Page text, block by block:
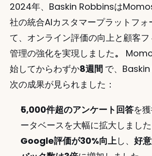
2024年、Baskin Robbinsは
社の統合AIカスタマープラットフォ
て、オンライン評価の向上と顧客フ
管理の強化を実現しました。
始してからわずか8週間 で、
次の成果が見られました：
5,000件超のアンケート回答を
ータベースを大幅に拡大しました
Google評価が30%向上し、 好